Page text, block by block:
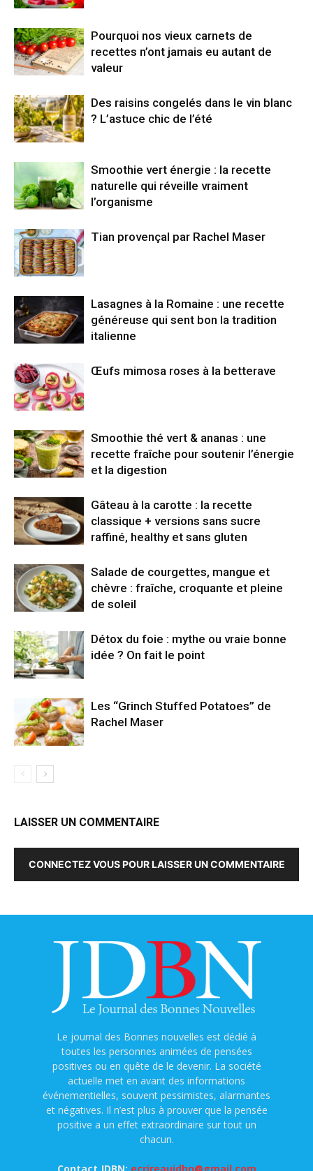
Pourquoi nos vieux carnets de
recettes n’ont jamais eu autant de
valeur
Des raisins congelés dans le vin blanc
? L’astuce chic de l’été
Smoothie vert énergie : la recette
naturelle qui réveille vraiment
l’organisme
Tian provençal par Rachel Maser
Lasagnes à la Romaine : une recette
généreuse qui sent bon la tradition
italienne
Œufs mimosa roses à la betterave
Smoothie thé vert & ananas : une
recette fraîche pour soutenir l’énergie
et la digestion
Gâteau à la carotte : la recette
classique + versions sans sucre
raffiné, healthy et sans gluten
Salade de courgettes, mangue et
chèvre : fraîche, croquante et pleine
de soleil
Détox du foie : mythe ou vraie bonne
idée ? On fait le point
Les “Grinch Stuffed Potatoes” de
Rachel Maser
LAISSER UN COMMENTAIRE
CONNECTEZ VOUS POUR LAISSER UN COMMENTAIRE
Le journal des Bonnes nouvelles est dédié à
toutes les personnes animées de pensées
positives ou en quête de le devenir. La société
actuelle met en avant des informations
événementielles, souvent pessimistes, alarmantes
et négatives. Il n’est plus à prouver que la pensée
positive a un effet extraordinaire sur tout un
chacun.
Contact JDBN: ecrireaujdbn@gmail.com